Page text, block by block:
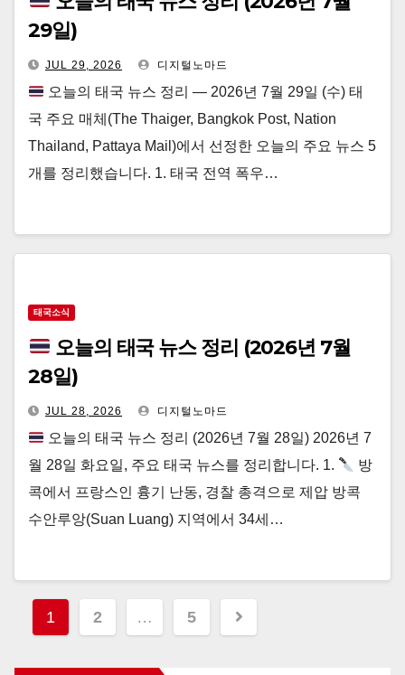
29일)
JUL 29, 2026 디지털노마드
오늘의 태국 뉴스 정리 — 2026년 7월 29일 (수) 태
국 주요 매체(The Thaiger, Bangkok Post, Nation
Thailand, Pattaya Mail)에서 선정한 오늘의 주요 뉴스 5
개를 정리했습니다. 1. 태국 전역 폭우…
태국소식
오늘의 태국 뉴스 정리 (2026년 7월
28일)
JUL 28, 2026 디지털노마드
오늘의 태국 뉴스 정리 (2026년 7월 28일) 2026년 7
월 28일 화요일, 주요 태국 뉴스를 정리합니다. 1.
방
콕에서 프랑스인 흉기 난동, 경찰 총격으로 제압 방콕
수안루앙(Suan Luang) 지역에서 34세…
Posts
1 2 … 5